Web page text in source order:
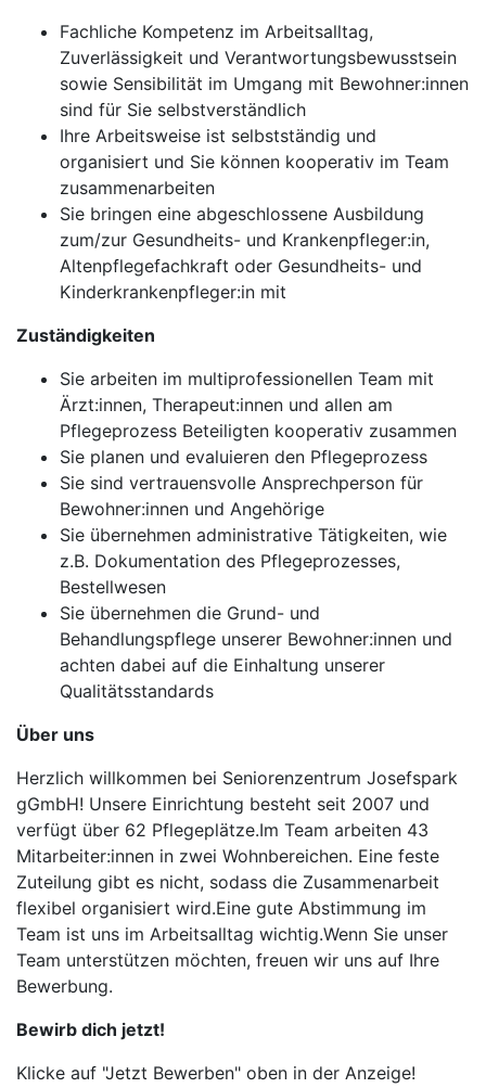
Fachliche Kompetenz im Arbeitsalltag,
Zuverlässigkeit und Verantwortungsbewusstsein
sowie Sensibilität im Umgang mit Bewohner:innen
sind für Sie selbstverständlich
Ihre Arbeitsweise ist selbstständig und
organisiert und Sie können kooperativ im Team
zusammenarbeiten
Sie bringen eine abgeschlossene Ausbildung
zum/zur Gesundheits- und Krankenpfleger:in,
Altenpflegefachkraft oder Gesundheits- und
Kinderkrankenpfleger:in mit
Zuständigkeiten
Sie arbeiten im multiprofessionellen Team mit
Ärzt:innen, Therapeut:innen und allen am
Pflegeprozess Beteiligten kooperativ zusammen
Sie planen und evaluieren den Pflegeprozess
Sie sind vertrauensvolle Ansprechperson für
Bewohner:innen und Angehörige
Sie übernehmen administrative Tätigkeiten, wie
z.B. Dokumentation des Pflegeprozesses,
Bestellwesen
Sie übernehmen die Grund- und
Behandlungspflege unserer Bewohner:innen und
achten dabei auf die Einhaltung unserer
Qualitätsstandards
Über uns
Herzlich willkommen bei Seniorenzentrum Josefspark
gGmbH! Unsere Einrichtung besteht seit 2007 und
verfügt über 62 Pflegeplätze.Im Team arbeiten 43
Mitarbeiter:innen in zwei Wohnbereichen. Eine feste
Zuteilung gibt es nicht, sodass die Zusammenarbeit
flexibel organisiert wird.Eine gute Abstimmung im
Team ist uns im Arbeitsalltag wichtig.Wenn Sie unser
Team unterstützen möchten, freuen wir uns auf Ihre
Bewerbung.
Bewirb dich jetzt!
Klicke auf "Jetzt Bewerben" oben in der Anzeige!